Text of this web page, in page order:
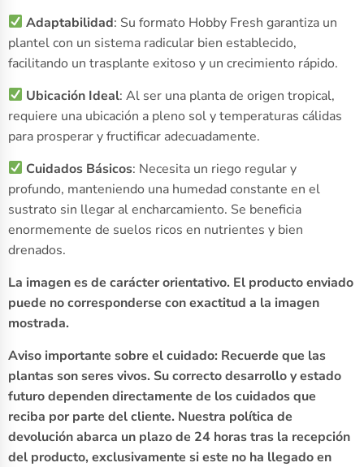
Adaptabilidad: Su formato Hobby Fresh garantiza un
plantel con un sistema radicular bien establecido,
facilitando un trasplante exitoso y un crecimiento rápido.
Ubicación Ideal: Al ser una planta de origen tropical,
requiere una ubicación a pleno sol y temperaturas cálidas
para prosperar y fructificar adecuadamente.
Cuidados Básicos: Necesita un riego regular y
profundo, manteniendo una humedad constante en el
sustrato sin llegar al encharcamiento. Se beneficia
enormemente de suelos ricos en nutrientes y bien
drenados.
La imagen es de carácter orientativo. El producto enviado
puede no corresponderse con exactitud a la imagen
mostrada.
Aviso importante sobre el cuidado: Recuerde que las
plantas son seres vivos. Su correcto desarrollo y estado
futuro dependen directamente de los cuidados que
reciba por parte del cliente. Nuestra política de
devolución abarca un plazo de 24 horas tras la recepción
del producto, exclusivamente si este no ha llegado en